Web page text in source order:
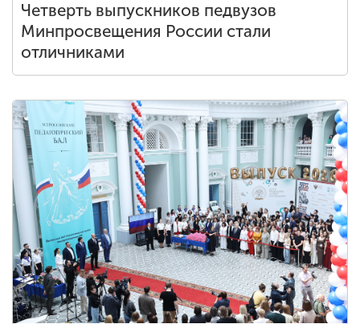
Четверть выпускников педвузов
Минпросвещения России стали
отличниками